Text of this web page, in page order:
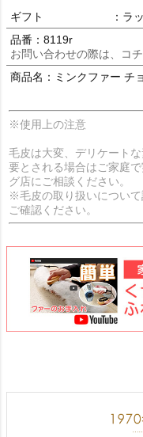
ギフト
：ラ
品番：8119r
お問い合わせの際は、コ
商品名：ミンクファー チ
※使用上の注意
毛皮は大変、デリケート
要とされる場合はご家庭
グ店にご相談ください。
※毛皮の取り扱いについて
ご確認ください。